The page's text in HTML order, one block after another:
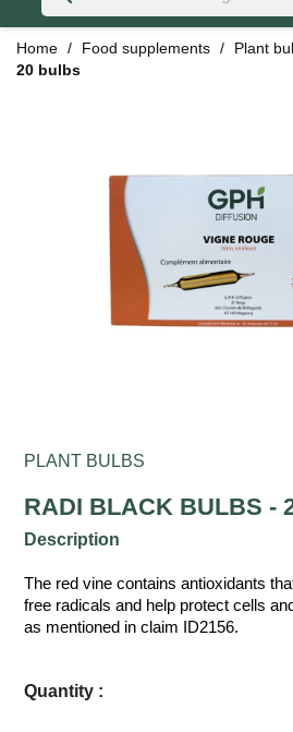
Home Food supplements Plant
20 bulbs
PLANT BULBS
RADI BLACK BULBS -
Description
The red vine contains antioxidants
free radicals and help protect cells
as mentioned in claim ID2156.
Quantity :